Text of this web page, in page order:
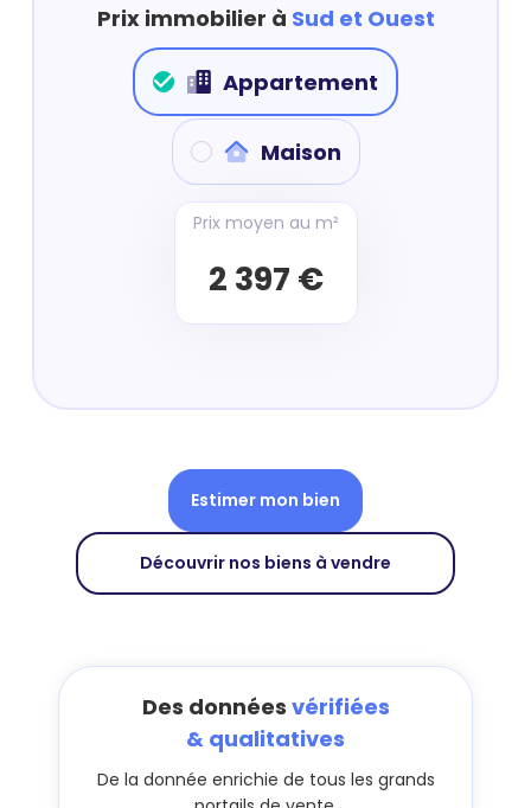
Prix immobilier à Sud et Ouest
Appartement
Maison
Prix moyen au m²
2 397 €
Estimer mon bien
Découvrir nos biens à vendre
Des données vérifiées
& qualitatives
De la donnée enrichie de tous les grands